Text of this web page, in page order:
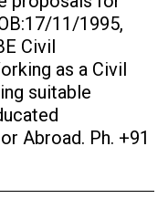
11/1995,
Civil
as a Civil
suitable
Abroad. Ph. +91